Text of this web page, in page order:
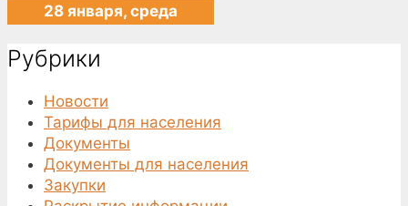
28 января, среда
Рубрики
Новости
Тарифы для населения
Документы
Документы для населения
Закупки